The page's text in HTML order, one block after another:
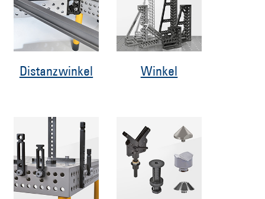
Distanzwinkel Winkel